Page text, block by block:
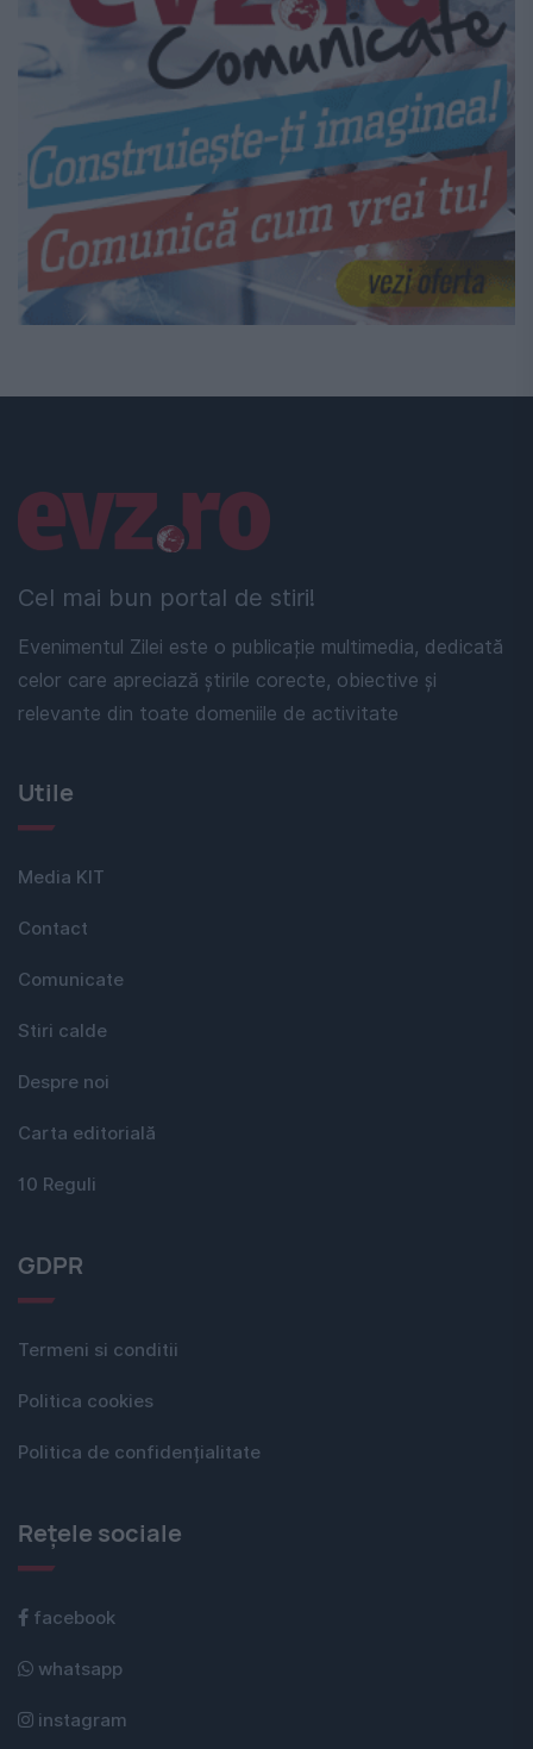
Cel mai bun portal de stiri!
Evenimentul Zilei este o publicație multimedia, dedicată
celor care apreciază știrile corecte, obiective și
relevante din toate domeniile de activitate
Linkuri utile
Utile
Media KIT
Contact
Comunicate
Stiri calde
Despre noi
Carta editorială
10 Reguli
GDPR
Termeni si conditii
Politica cookies
Politica de confidențialitate
Rețele sociale
facebook
whatsapp
instagram